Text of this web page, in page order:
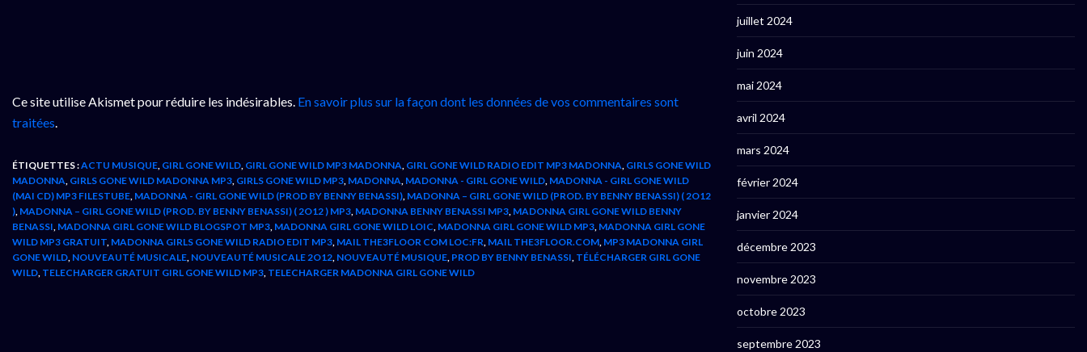
Ce site utilise Akismet pour réduire les indésirables. En savoir plus sur la façon dont les données de vos commentaires sont
traitées.
ÉTIQUETTES :ACTU MUSIQUE, GIRL GONE WILD, GIRL GONE WILD MP3 MADONNA, GIRL GONE WILD RADIO EDIT MP3 MADONNA, GIRLS GONE WILD
MADONNA, GIRLS GONE WILD MADONNA MP3, GIRLS GONE WILD MP3, MADONNA, MADONNA - GIRL GONE WILD, MADONNA - GIRL GONE WILD
(MAI CD) MP3 FILESTUBE, MADONNA - GIRL GONE WILD (PROD BY BENNY BENASSI), MADONNA – GIRL GONE WILD (PROD. BY BENNY BENASSI) ( 2O12
), MADONNA – GIRL GONE WILD (PROD. BY BENNY BENASSI) ( 2O12 ) MP3, MADONNA BENNY BENASSI MP3, MADONNA GIRL GONE WILD BENNY
BENASSI, MADONNA GIRL GONE WILD BLOGSPOT MP3, MADONNA GIRL GONE WILD LOIC, MADONNA GIRL GONE WILD MP3, MADONNA GIRL GONE
WILD MP3 GRATUIT, MADONNA GIRLS GONE WILD RADIO EDIT MP3, MAIL THE3FLOOR COM LOC:FR, MAIL THE3FLOOR.COM, MP3 MADONNA GIRL
GONE WILD, NOUVEAUTÉ MUSICALE, NOUVEAUTÉ MUSICALE 2O12, NOUVEAUTÉ MUSIQUE, PROD BY BENNY BENASSI, TÉLÉCHARGER GIRL GONE
WILD, TELECHARGER GRATUIT GIRL GONE WILD MP3, TELECHARGER MADONNA GIRL GONE WILD
juillet 2024
juin 2024
mai 2024
avril 2024
mars 2024
février 2024
janvier 2024
décembre 2023
novembre 2023
octobre 2023
septembre 2023